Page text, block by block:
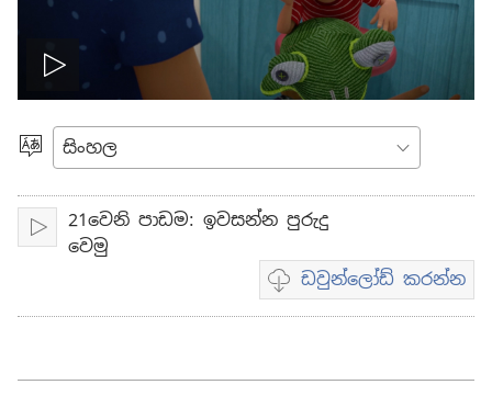
ප්ලේ
කැමති
භාෂාව
Play
21වෙනි පාඩම: ඉවසන්න පුරුදු
වෙමු
ඩවුන්ලෝඩ් කරන්න
Video
download